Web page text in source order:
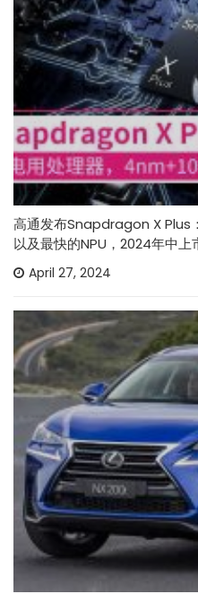
高通发布Snapdragon X Plus
以及最快的NPU，2024年中上
April 27, 2024